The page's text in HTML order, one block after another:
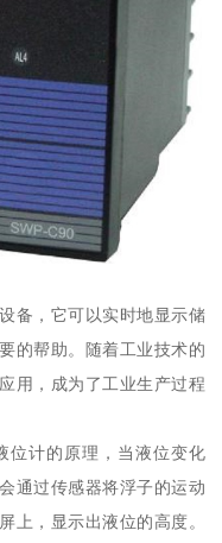
备，它可以实时地显示储
的帮助。随着工业技术的
用，成为了工业生产过程
位计的原理，当液位变化
通过传感器将浮子的运动
上，显示出液位的高度。